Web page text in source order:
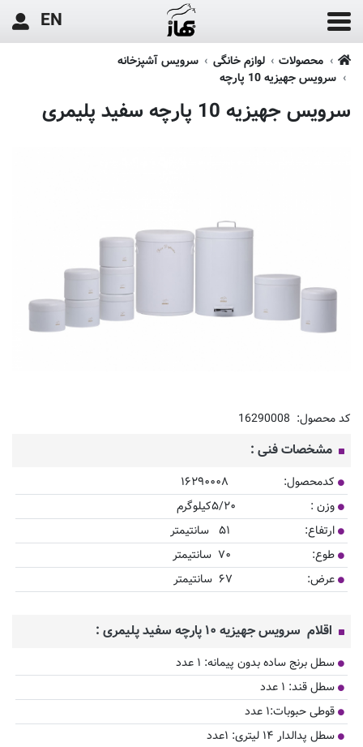
EN
محصولات لوازم خانگی
سرویس آشپزخانه
سرویس جهیزیه 10 پارچه
سرویس جهیزیه 10 پارچه سفید پلیمری
کد محصول: 16290008
مشخصات فنی :
کدمحصول: ۱۶۲۹۰۰۰۸
وزن : ۵/۲۰کیلوگرم
ارتفاع: ۵۱ سانتیمتر
طوع: ۷۰ سانتیمتر
عرض: ۶۷ سانتیمتر
اقلام سرویس جهیزیه ۱۰ پارچه سفید پلیمری :
سطل برنج ساده بدون پیمانه: ۱ عدد
سطل قند: ۱ عدد
قوطی حبوبات:۱ عدد
سطل پدالدار ۱۴ لیتری: ۱عدد